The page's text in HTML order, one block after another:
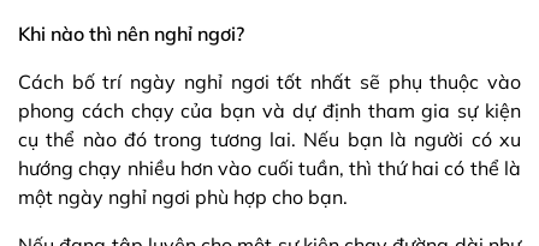
Khi nào thì nên nghỉ ngơi?
Cách bố trí ngày nghỉ ngơi tốt nhất sẽ phụ thuộc vào
phong cách chạy của bạn và dự định tham gia sự kiện
cụ thể nào đó trong tương lai. Nếu bạn là người có xu
hướng chạy nhiều hơn vào cuối tuần, thì thứ hai có thể là
một ngày nghỉ ngơi phù hợp cho bạn.